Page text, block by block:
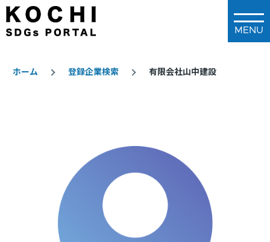
メインコンテンツに移動
ホーム 登録企業検索 有限会社山中建設